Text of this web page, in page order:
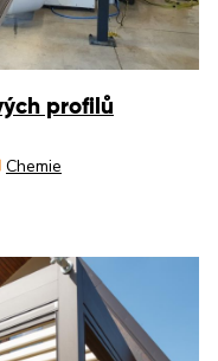
profilů
Chemie